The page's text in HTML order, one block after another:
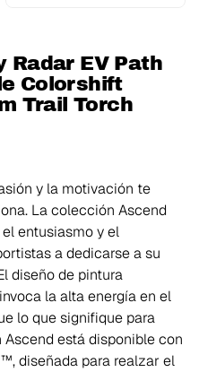
Radar EV Path
Colorshift
Trail Torch
y la motivación te
La colección Ascend
entusiasmo y el
a dedicarse a su
diseño de pintura
la alta energía en el
lo que signifique para
está disponible con
diseñada para realzar el